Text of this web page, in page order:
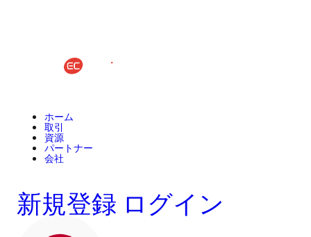
ホーム
取引
資源
パートナー
会社
新規登録 ログイン